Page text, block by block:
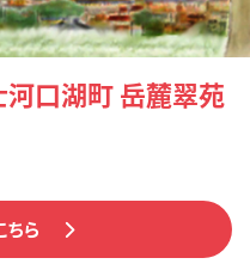
河口湖町 岳麓翠苑
ちら